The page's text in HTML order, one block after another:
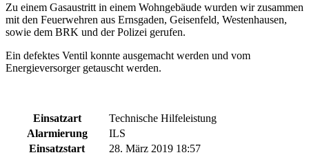
Zu einem Gasaustritt in einem Wohngebäude wurden wir zusammen
mit den Feuerwehren aus Ernsgaden, Geisenfeld, Westenhausen,
sowie dem BRK und der Polizei gerufen.
Ein defektes Ventil konnte ausgemacht werden und vom
Energieversorger getauscht werden.
Einsatzart
Technische Hilfeleistung
Alarmierung
ILS
Einsatzstart
28. März 2019 18:57